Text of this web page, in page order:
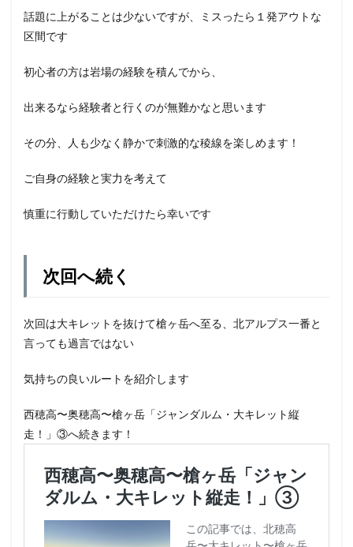
話題に上がることは少ないですが、ミスったら１発アウトな
区間です
初心者の方は岩場の経験を積んでから、
出来るなら経験者と行くのが無難かなと思います
その分、人も少なく静かで刺激的な稜線を楽しめます！
ご自身の経験と実力を考えて
慎重に行動していただけたら幸いです
次回へ続く
次回は大キレットを抜けて槍ヶ岳へ至る、北アルプス一番と
言っても過言ではない
気持ちの良いルートを紹介します
西穂高〜奥穂高〜槍ヶ岳「ジャンダルム・大キレット縦
走！」③へ続きます！